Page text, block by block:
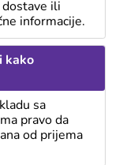
ili
informacije.
kako
sa
pravo da
od prijema